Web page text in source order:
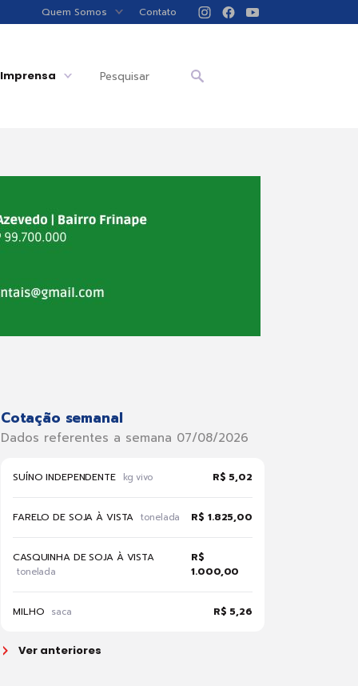
Quem Somos Contato
Imprensa
Cotação semanal
Dados referentes a semana 07/08/2026
SUÍNO INDEPENDENTE kg vivo R$ 5,02
FARELO DE SOJA À VISTA tonelada R$ 1.825,00
CASQUINHA DE SOJA À VISTA
tonelada
R$
1.000,00
MILHO saca R$ 5,26
Ver anteriores